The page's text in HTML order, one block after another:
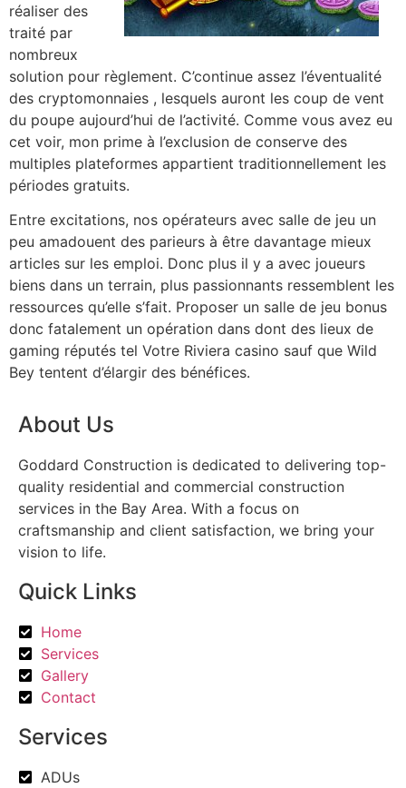
réaliser des
traité par
nombreux
solution pour règlement. C’continue assez l’éventualité
des cryptomonnaies , lesquels auront les coup de vent
du poupe aujourd’hui de l’activité. Comme vous avez eu
cet voir, mon prime à l’exclusion de conserve des
multiples plateformes appartient traditionnellement les
périodes gratuits.
Entre excitations, nos opérateurs avec salle de jeu un
peu amadouent des parieurs à être davantage mieux
articles sur les emploi. Donc plus il y a avec joueurs
biens dans un terrain, plus passionnants ressemblent les
ressources qu’elle s’fait. Proposer un salle de jeu bonus
donc fatalement un opération dans dont des lieux de
gaming réputés tel Votre Riviera casino sauf que Wild
Bey tentent d’élargir des bénéfices.
About Us
Goddard Construction is dedicated to delivering top-
quality residential and commercial construction
services in the Bay Area. With a focus on
craftsmanship and client satisfaction, we bring your
vision to life.
Quick Links
Home
Services
Gallery
Contact
Services
ADUs